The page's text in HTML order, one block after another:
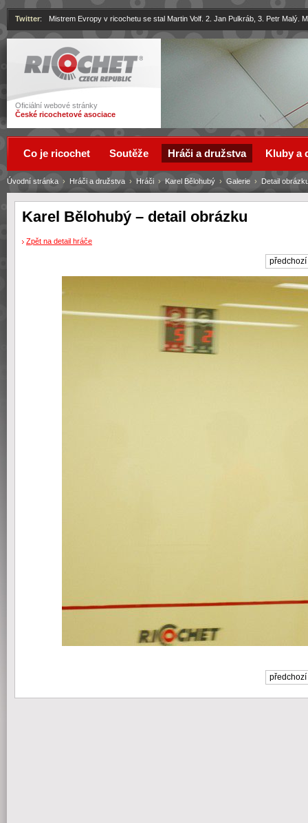
Ricochet
Oficiální webové stránky
České ricochetové asociace
Twitter: Mistrem Evropy v ricochetu se stal Martin Volf. 2. Jan Pulkráb, 3. Petr Malý.
Karel Bělohubý – detail obrázku
Zpět na detail hráče
předchozí
předchozí
Úvodní stránka › Hráči a družstva › Hráči › Karel Bělohubý › Galerie › Detail
Co je ricochet Soutěže Hráči a družstva Kluby a